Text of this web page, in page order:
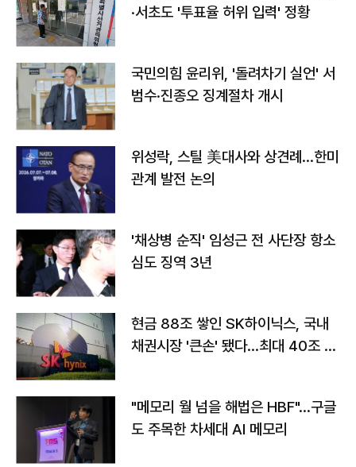
·서초도 '투표율 허위 입력' 정황
국민의힘 윤리위, '돌려차기 실언' 서
범수·진종오 징계절차 개시
위성락, 스틸 美대사와 상견례…한미
관계 발전 논의
'채상병 순직' 임성근 전 사단장 항소
심도 징역 3년
현금 88조 쌓인 SK하이닉스, 국내
채권시장 '큰손' 됐다…최대 40조 투
"메모리 월 넘을 해법은 HBF"…구글
도 주목한 차세대 AI 메모리